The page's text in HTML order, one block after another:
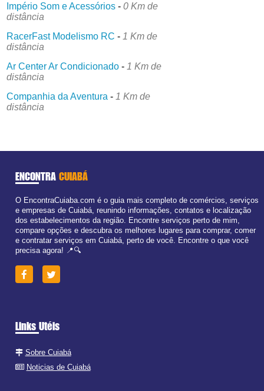
Império Som e Acessórios -0 Km de
distância
RacerFast Modelismo RC - 1 Km de
distância
Ar Center Ar Condicionado - 1 Km de
distância
Companhia da Aventura - 1 Km de
distância
ENCONTRA CUIABÁ
O EncontraCuiaba.com é o guia mais completo de comércios, serviços
e empresas de Cuiabá, reunindo informações, contatos e localização
dos estabelecimentos da região. Encontre serviços perto de mim,
compare opções e descubra os melhores lugares para comprar, comer
e contratar serviços em Cuiabá, perto de você. Encontre o que você
precisa agora! 📍🔍
Links Utéis
Sobre Cuiabá
Noticias de Cuiabá